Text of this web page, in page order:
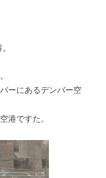
ーにあるデンバー空
港ですた。